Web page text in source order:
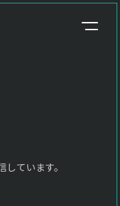
ています。